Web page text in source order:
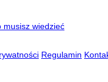
musisz wiedzieć
Regulamin